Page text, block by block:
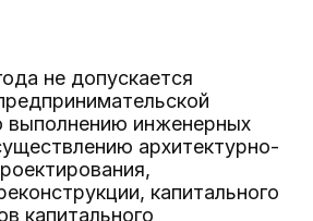
не допускается
выполнению инженерных
архитектурно-
капитального
капитального